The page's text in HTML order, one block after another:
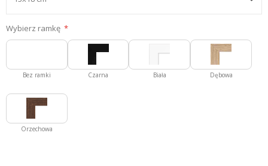
Wybierz ramkę
Bez ramki Czarna Biała Dębowa
Orzechowa